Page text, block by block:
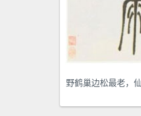
野鹤巢边松最老，